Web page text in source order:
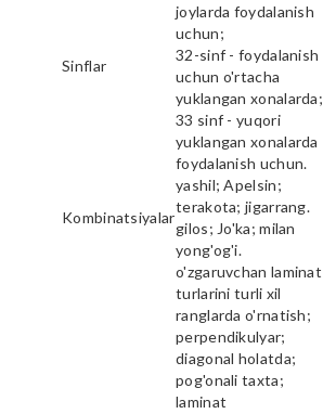
Sinflar
joylarda foydalanish
uchun;
32-sinf - foydalanish
uchun o'rtacha
yuklangan xonalarda;
33 sinf - yuqori
yuklangan xonalarda
foydalanish uchun.
Kombinatsiyalar
yashil; Apelsin;
terakota; jigarrang.
gilos; Jo'ka; milan
yong'og'i.
o'zgaruvchan laminat
turlarini turli xil
ranglarda o'rnatish;
perpendikulyar;
diagonal holatda;
pog'onali taxta;
laminat